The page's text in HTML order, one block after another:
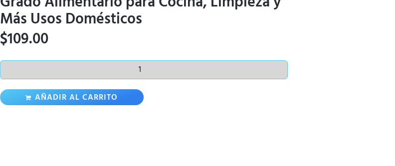
Más Usos Domésticos
$109.00
AÑADIR AL CARRITO